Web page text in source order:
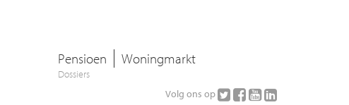
Pensioen Woningmarkt
Dossiers
Volg ons op